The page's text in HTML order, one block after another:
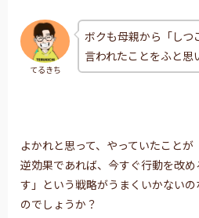
てるきち
ボクも母親から「しつ
言われたことをふと思
よかれと思って、やっていたことが
逆効果であれば、今すぐ行動を改
す」という戦略がうまくいかない
のでしょうか？